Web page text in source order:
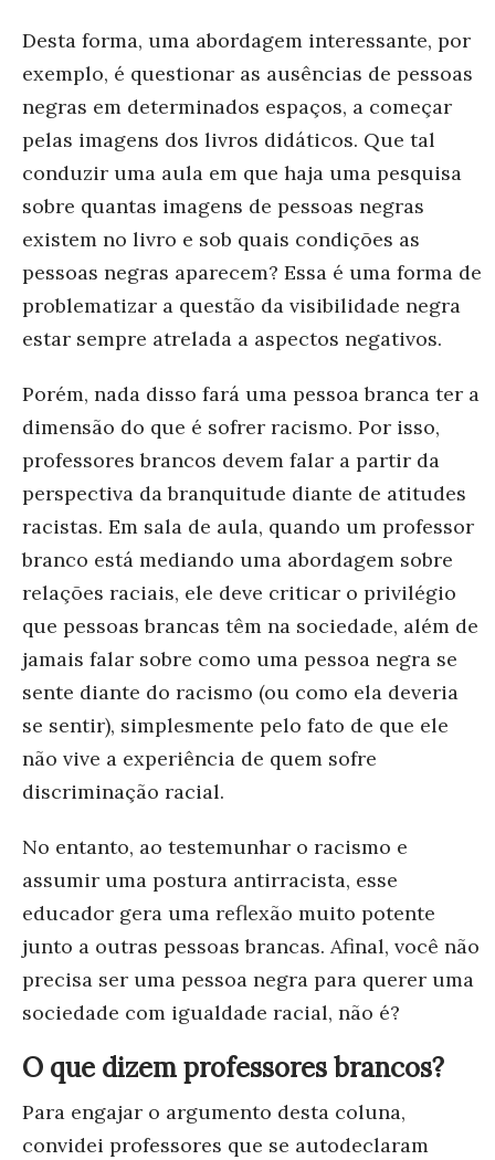
Desta forma, uma abordagem interessante, por
exemplo, é questionar as ausências de pessoas
negras em determinados espaços, a começar
pelas imagens dos livros didáticos. Que tal
conduzir uma aula em que haja uma pesquisa
sobre quantas imagens de pessoas negras
existem no livro e sob quais condições as
pessoas negras aparecem? Essa é uma forma de
problematizar a questão da visibilidade negra
estar sempre atrelada a aspectos negativos.
Porém, nada disso fará uma pessoa branca ter a
dimensão do que é sofrer racismo. Por isso,
professores brancos devem falar a partir da
perspectiva da branquitude diante de atitudes
racistas. Em sala de aula, quando um professor
branco está mediando uma abordagem sobre
relações raciais, ele deve criticar o privilégio
que pessoas brancas têm na sociedade, além de
jamais falar sobre como uma pessoa negra se
sente diante do racismo (ou como ela deveria
se sentir), simplesmente pelo fato de que ele
não vive a experiência de quem sofre
discriminação racial.
No entanto, ao testemunhar o racismo e
assumir uma postura antirracista, esse
educador gera uma reflexão muito potente
junto a outras pessoas brancas. Afinal, você não
precisa ser uma pessoa negra para querer uma
sociedade com igualdade racial, não é?
O que dizem professores brancos?
Para engajar o argumento desta coluna,
convidei professores que se autodeclaram